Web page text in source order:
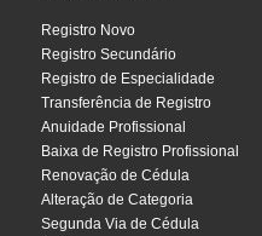
Registro Novo
Registro Secundário
Registro de Especialidade
Transferência de Registro
Anuidade Profissional
Baixa de Registro Profissional
Renovação de Cédula
Alteração de Categoria
Segunda Via de Cédula